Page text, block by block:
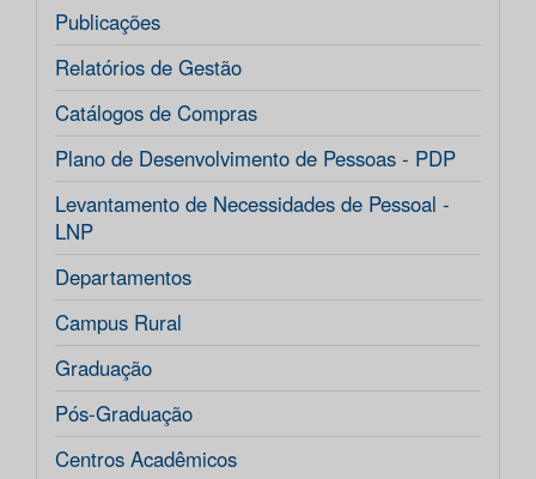
Publicações
Relatórios de Gestão
Catálogos de Compras
Plano de Desenvolvimento de Pessoas - PDP
Levantamento de Necessidades de Pessoal -
LNP
Departamentos
Campus Rural
Graduação
Pós-Graduação
Centros Acadêmicos